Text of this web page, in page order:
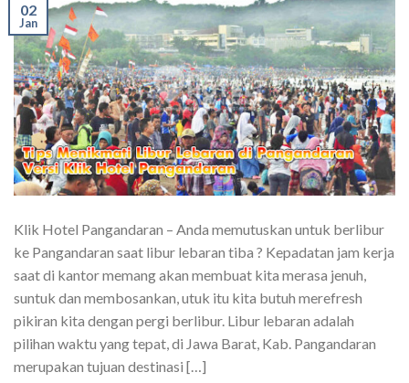
02
Jan
Klik Hotel Pangandaran – Anda memutuskan untuk berlibur
ke Pangandaran saat libur lebaran tiba ? Kepadatan jam kerja
saat di kantor memang akan membuat kita merasa jenuh,
suntuk dan membosankan, utuk itu kita butuh merefresh
pikiran kita dengan pergi berlibur. Libur lebaran adalah
pilihan waktu yang tepat, di Jawa Barat, Kab. Pangandaran
merupakan tujuan destinasi […]